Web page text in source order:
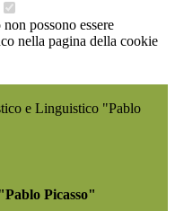
possono essere
nella pagina della cookie
e Linguistico "Pablo
Picasso"